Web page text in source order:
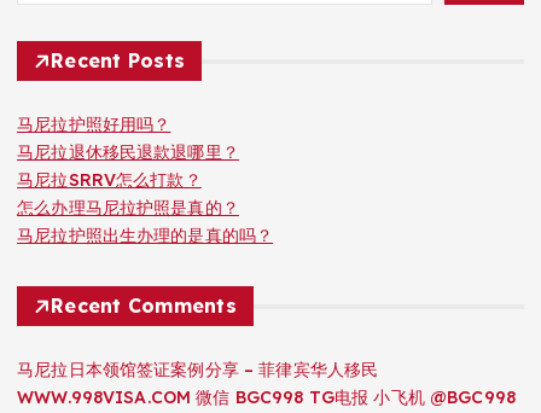
Recent Posts
马尼拉护照好用吗？
马尼拉退休移民退款退哪里？
马尼拉SRRV怎么打款？
怎么办理马尼拉护照是真的？
马尼拉护照出生办理的是真的吗？
Recent Comments
马尼拉日本领馆签证案例分享 – 菲律宾华人移民
WWW.998VISA.COM 微信 BGC998 TG电报 小飞机 @BGC998